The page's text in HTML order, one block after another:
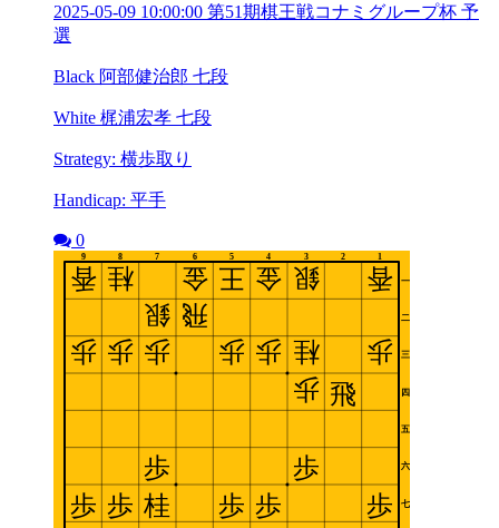
2025-05-09 10:00:00 第51期棋王戦コナミグループ杯 予
選
Black 阿部健治郎 七段
White 梶浦宏孝 七段
Strategy: 横歩取り
Handicap: 平手
0